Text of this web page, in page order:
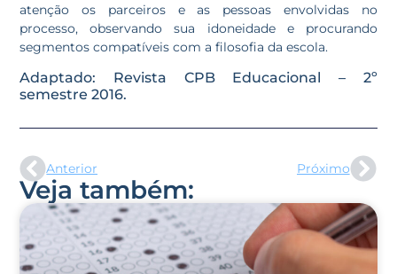
atenção os parceiros e as pessoas envolvidas no
processo, observando sua idoneidade e procurando
segmentos compatíveis com a filosofia da escola.
Adaptado: Revista CPB Educacional – 2º
semestre 2016.
Anterior Próximo
Veja também: